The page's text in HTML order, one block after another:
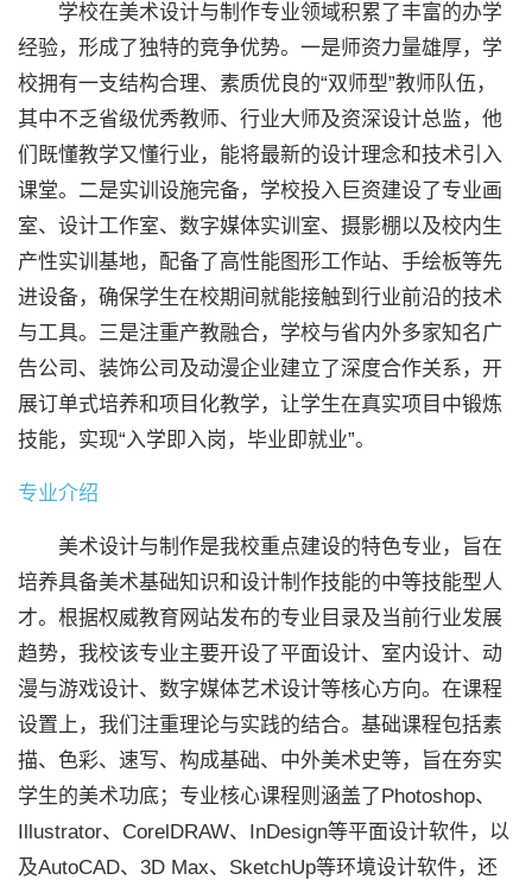
学校在美术设计与制作专业领域积累了丰富的办学
经验，形成了独特的竞争优势。一是师资力量雄厚，学
校拥有一支结构合理、素质优良的“双师型”教师队伍，
其中不乏省级优秀教师、行业大师及资深设计总监，他
们既懂教学又懂行业，能将最新的设计理念和技术引入
课堂。二是实训设施完备，学校投入巨资建设了专业画
室、设计工作室、数字媒体实训室、摄影棚以及校内生
产性实训基地，配备了高性能图形工作站、手绘板等先
进设备，确保学生在校期间就能接触到行业前沿的技术
与工具。三是注重产教融合，学校与省内外多家知名广
告公司、装饰公司及动漫企业建立了深度合作关系，开
展订单式培养和项目化教学，让学生在真实项目中锻炼
技能，实现“入学即入岗，毕业即就业”。
专业介绍
美术设计与制作是我校重点建设的特色专业，旨在
培养具备美术基础知识和设计制作技能的中等技能型人
才。根据权威教育网站发布的专业目录及当前行业发展
趋势，我校该专业主要开设了平面设计、室内设计、动
漫与游戏设计、数字媒体艺术设计等核心方向。在课程
设置上，我们注重理论与实践的结合。基础课程包括素
描、色彩、速写、构成基础、中外美术史等，旨在夯实
学生的美术功底；专业核心课程则涵盖了Photoshop、
Illustrator、CorelDRAW、InDesign等平面设计软件，以
及AutoCAD、3D Max、SketchUp等环境设计软件，还